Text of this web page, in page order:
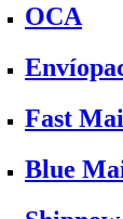
OCA
Fast
Blue